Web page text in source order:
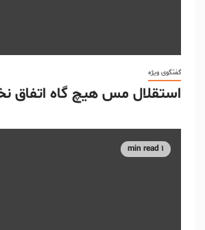
گفتگوی ویژه
استقلال مس هیچ گاه اتفاق
1 min read